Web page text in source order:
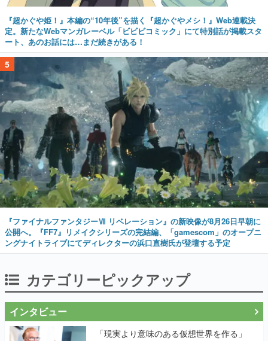
『超かぐや姫！』本編の“10年後”を描く『超かぐやメシ！』Web連載決
定。新たなWebマンガレーベル「ビビビコミック」にて特別話が掲載スタ
ート、あのお話には…まだ続きがある！
5
『ファイナルファンタジーⅦ リベレーション』の新映像が8月26日早朝に
公開へ。『FF7』リメイクシリーズの完結編、「gamescom」のオープニ
ングナイトライブにてディレクターの浜口直樹氏が登壇する予定
カテゴリーピックアップ
インタビュー
「現実より意味のある仮想世界を作る」